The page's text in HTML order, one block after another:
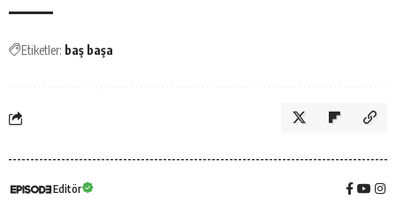
Etiketler: baş başa
Editör